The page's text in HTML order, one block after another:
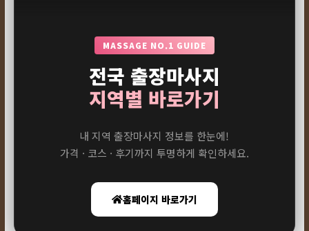
MASSAGE NO.1 GUIDE
전국 출장마사지
지역별 바로가기
내 지역 출장마사지 정보를 한눈에!
가격 · 코스 · 후기까지 투명하게 확인하세요.
홈페이지 바로가기